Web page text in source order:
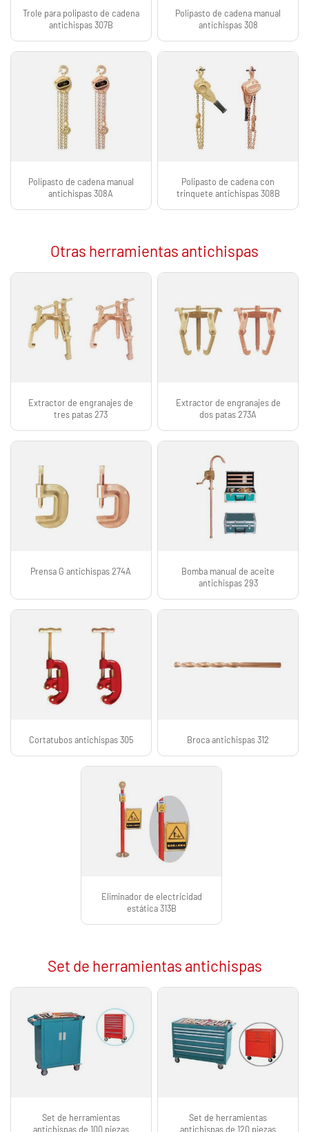
Trole para polipasto de cadena
antichispas 307B
Polipasto de cadena manual
antichispas 308
Polipasto de cadena manual
antichispas 308A
Polipasto de cadena con
trinquete antichispas 308B
Otras herramientas antichispas
Extractor de engranajes de
tres patas 273
Extractor de engranajes de
dos patas 273A
Prensa G antichispas 274A
Bomba manual de aceite
antichispas 293
Cortatubos antichispas 305 Broca antichispas 312
Eliminador de electricidad
estática 313B
Set de herramientas antichispas
Set de herramientas
antichispas de 100 piezas
Set de herramientas
antichispas de 120 piezas